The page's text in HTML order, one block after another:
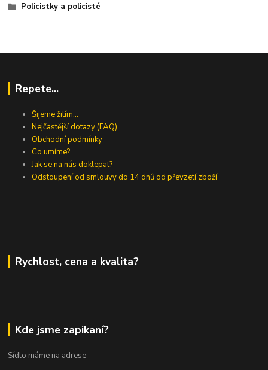
Policistky a policisté
Repete...
Šijeme žitím...
Nejčastější dotazy (FAQ)
Obchodní podmínky
Co umíme?
Jak se na nás doklepat?
Odstoupení od smlouvy do 14 dnů od převzetí zboží
Rychlost, cena a kvalita?
Kde jsme zapikaní?
Sídlo máme na adrese